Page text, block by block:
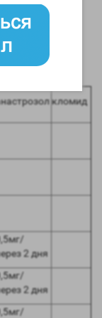
от 6 до 10кг
приема
можно
нам телеграмм
кломид
2 дня
2 дня